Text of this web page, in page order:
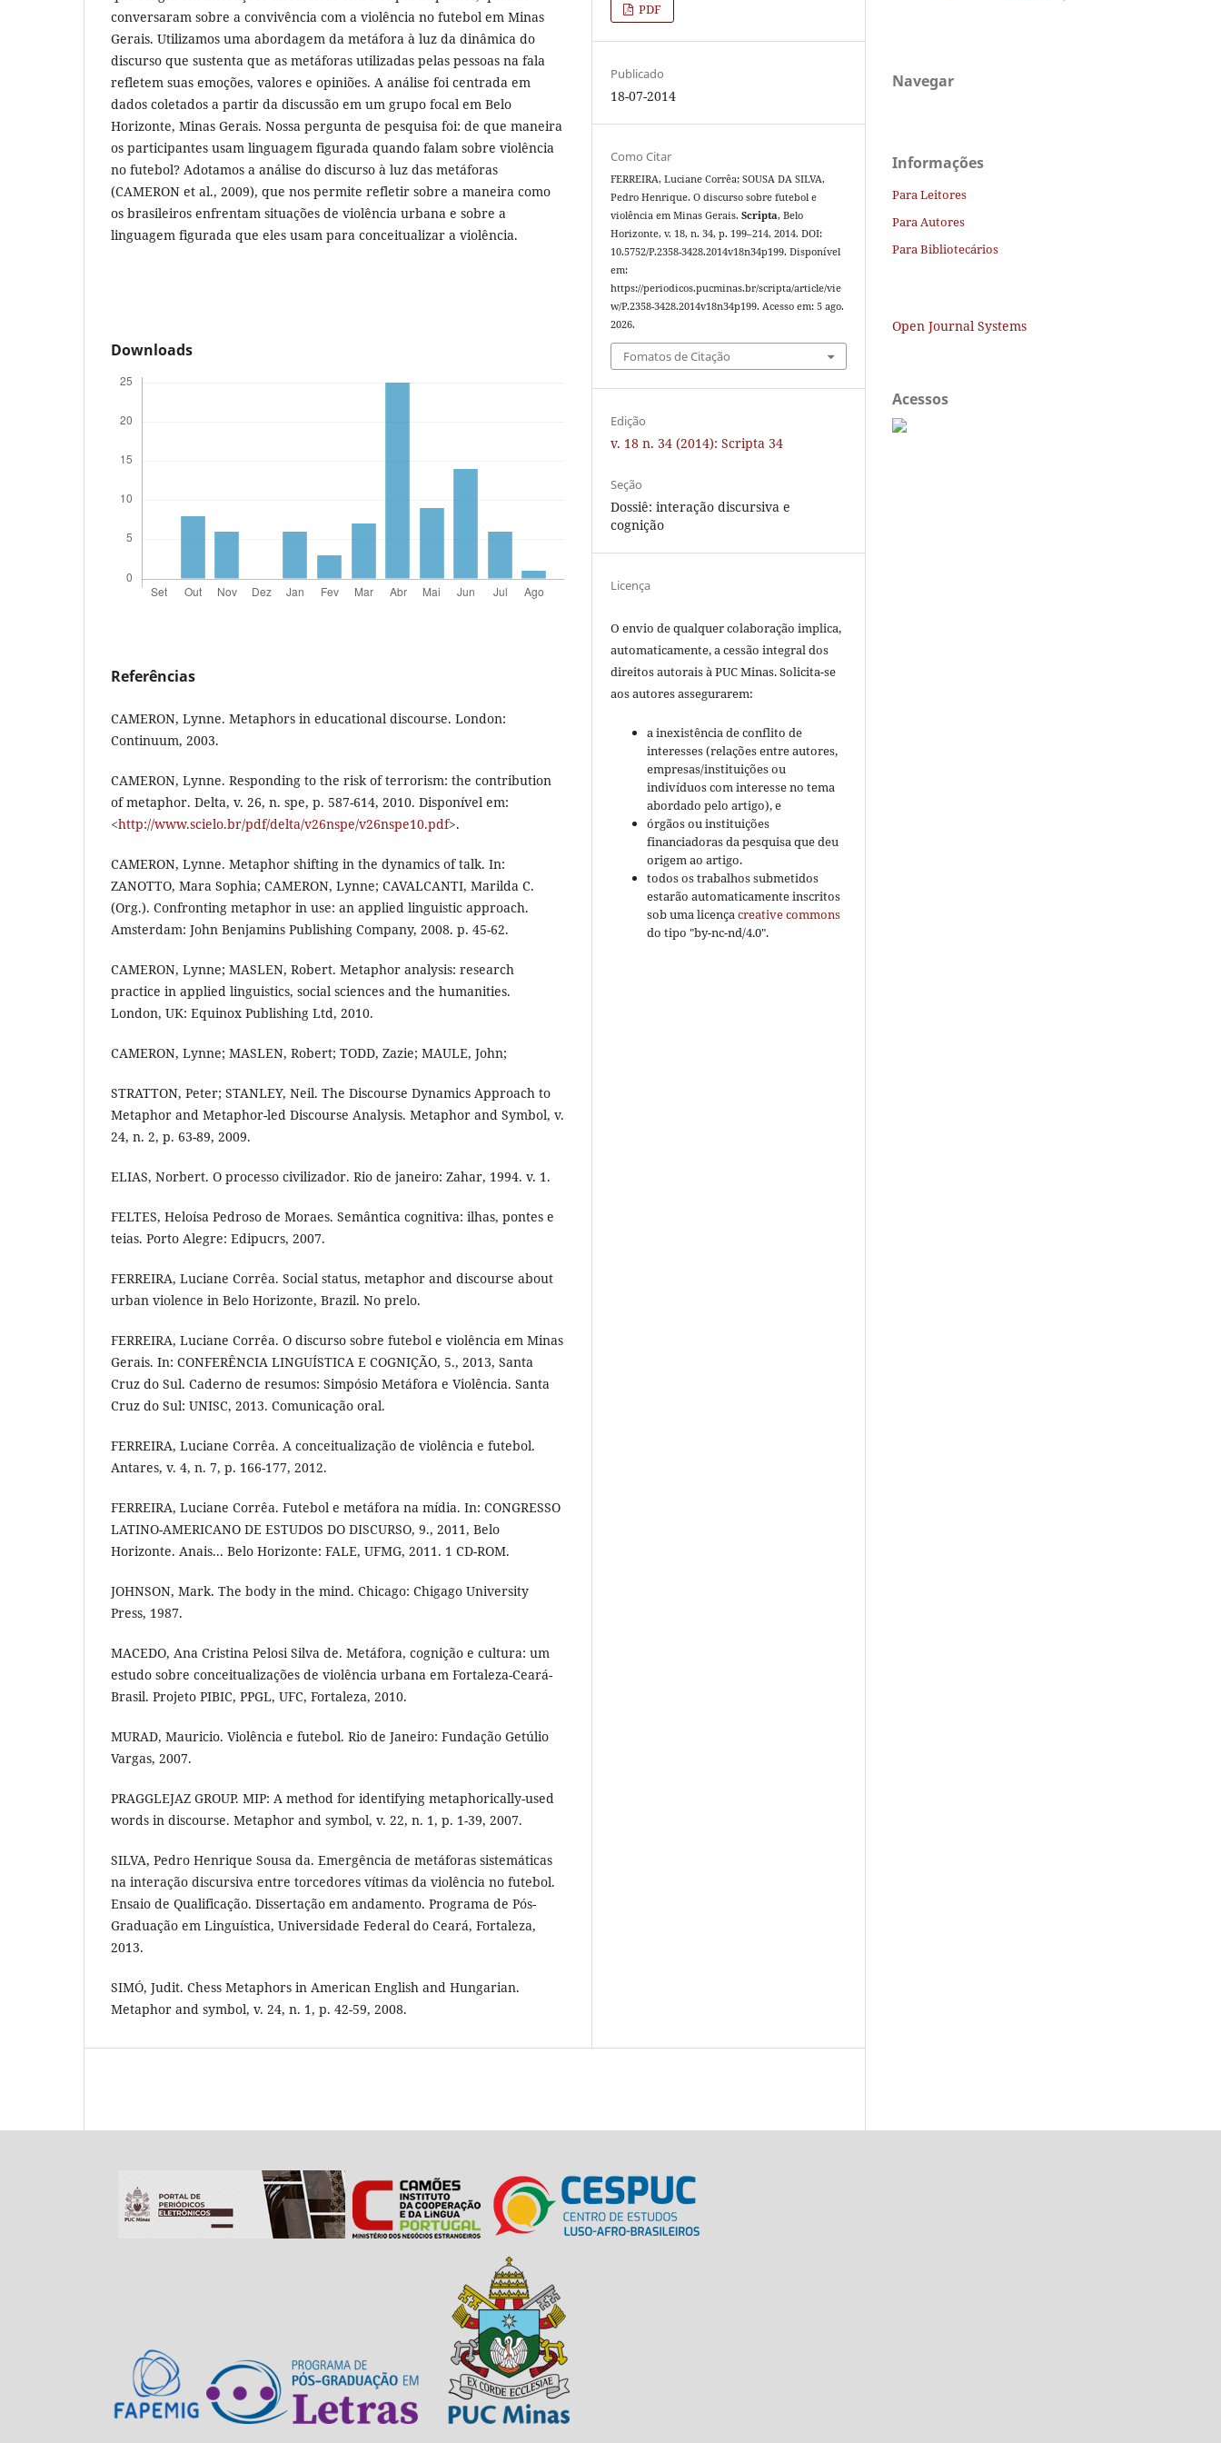
conversaram sobre a convivência com a violência no futebol em Minas
Gerais. Utilizamos uma abordagem da metáfora à luz da dinâmica do
discurso que sustenta que as metáforas utilizadas pelas pessoas na fala
refletem suas emoções, valores e opiniões. A análise foi centrada em
dados coletados a partir da discussão em um grupo focal em Belo
Horizonte, Minas Gerais. Nossa pergunta de pesquisa foi: de que maneira
os participantes usam linguagem figurada quando falam sobre violência
no futebol? Adotamos a análise do discurso à luz das metáforas
(CAMERON et al., 2009), que nos permite refletir sobre a maneira como
os brasileiros enfrentam situações de violência urbana e sobre a
linguagem figurada que eles usam para conceitualizar a violência.
Downloads
Referências
CAMERON, Lynne. Metaphors in educational discourse. London:
Continuum, 2003.
CAMERON, Lynne. Responding to the risk of terrorism: the contribution
of metaphor. Delta, v. 26, n. spe, p. 587-614, 2010. Disponível em:
<http://www.scielo.br/pdf/delta/v26nspe/v26nspe10.pdf>.
CAMERON, Lynne. Metaphor shifting in the dynamics of talk. In:
ZANOTTO, Mara Sophia; CAMERON, Lynne; CAVALCANTI, Marilda C.
(Org.). Confronting metaphor in use: an applied linguistic approach.
Amsterdam: John Benjamins Publishing Company, 2008. p. 45-62.
CAMERON, Lynne; MASLEN, Robert. Metaphor analysis: research
practice in applied linguistics, social sciences and the humanities.
London, UK: Equinox Publishing Ltd, 2010.
CAMERON, Lynne; MASLEN, Robert; TODD, Zazie; MAULE, John;
STRATTON, Peter; STANLEY, Neil. The Discourse Dynamics Approach to
Metaphor and Metaphor-led Discourse Analysis. Metaphor and Symbol, v.
24, n. 2, p. 63-89, 2009.
ELIAS, Norbert. O processo civilizador. Rio de janeiro: Zahar, 1994. v. 1.
FELTES, Heloísa Pedroso de Moraes. Semântica cognitiva: ilhas, pontes e
teias. Porto Alegre: Edipucrs, 2007.
FERREIRA, Luciane Corrêa. Social status, metaphor and discourse about
urban violence in Belo Horizonte, Brazil. No prelo.
FERREIRA, Luciane Corrêa. O discurso sobre futebol e violência em Minas
Gerais. In: CONFERÊNCIA LINGUÍSTICA E COGNIÇÃO, 5., 2013, Santa
Cruz do Sul. Caderno de resumos: Simpósio Metáfora e Violência. Santa
Cruz do Sul: UNISC, 2013. Comunicação oral.
FERREIRA, Luciane Corrêa. A conceitualização de violência e futebol.
Antares, v. 4, n. 7, p. 166-177, 2012.
FERREIRA, Luciane Corrêa. Futebol e metáfora na mídia. In: CONGRESSO
LATINO-AMERICANO DE ESTUDOS DO DISCURSO, 9., 2011, Belo
Horizonte. Anais... Belo Horizonte: FALE, UFMG, 2011. 1 CD-ROM.
JOHNSON, Mark. The body in the mind. Chicago: Chigago University
Press, 1987.
MACEDO, Ana Cristina Pelosi Silva de. Metáfora, cognição e cultura: um
estudo sobre conceitualizações de violência urbana em Fortaleza-Ceará-
Brasil. Projeto PIBIC, PPGL, UFC, Fortaleza, 2010.
MURAD, Mauricio. Violência e futebol. Rio de Janeiro: Fundação Getúlio
Vargas, 2007.
PRAGGLEJAZ GROUP. MIP: A method for identifying metaphorically-used
words in discourse. Metaphor and symbol, v. 22, n. 1, p. 1-39, 2007.
SILVA, Pedro Henrique Sousa da. Emergência de metáforas sistemáticas
na interação discursiva entre torcedores vítimas da violência no futebol.
Ensaio de Qualificação. Dissertação em andamento. Programa de Pós-
Graduação em Linguística, Universidade Federal do Ceará, Fortaleza,
2013.
SIMÓ, Judit. Chess Metaphors in American English and Hungarian.
Metaphor and symbol, v. 24, n. 1, p. 42-59, 2008.
PDF
Publicado
18-07-2014
Como Citar
FERREIRA, Luciane Corrêa; SOUSA DA SILVA,
Pedro Henrique. O discurso sobre futebol e
violência em Minas Gerais.Scripta, Belo
Horizonte, v. 18, n. 34, p. 199–214, 2014. DOI:
10.5752/P.2358-3428.2014v18n34p199. Disponível
em:
https://periodicos.pucminas.br/scripta/article/vie
w/P.2358-3428.2014v18n34p199. Acesso em: 5 ago.
2026.
Fomatos de Citação
Edição
v. 18 n. 34 (2014): Scripta 34
Seção
Dossiê: interação discursiva e
cognição
Licença
O envio de qualquer colaboração implica,
automaticamente, a cessão integral dos
direitos autorais à PUC Minas. Solicita-se
aos autores assegurarem:
a inexistência de conflito de
interesses (relações entre autores,
empresas/instituições ou
indivíduos com interesse no tema
abordado pelo artigo), e
órgãos ou instituições
financiadoras da pesquisa que deu
origem ao artigo.
todos os trabalhos submetidos
estarão automaticamente inscritos
sob uma licençacreative commons
do tipo "by-nc-nd/4.0".
Navegar
Informações
Para Leitores
Para Autores
Para Bibliotecários
Open Journal Systems
Acessos